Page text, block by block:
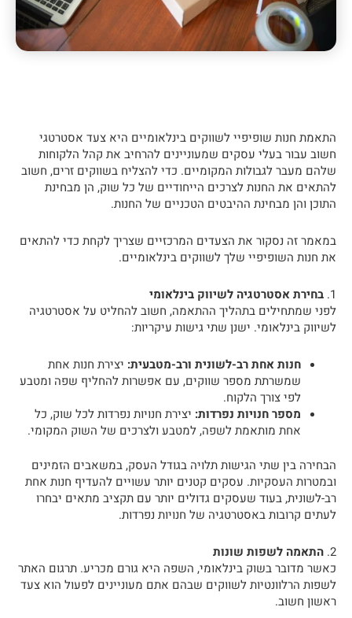
התאמת חנות שופיפיי לשווקים בינלאומיים היא צעד אסטרטגי
חשוב עבור בעלי עסקים שמעוניינים להרחיב את קהל הלקוחות
שלהם מעבר לגבולות המקומיים. כדי להצליח בשווקים זרים, חשוב
להתאים את החנות לצרכים הייחודיים של כל שוק, הן מבחינת
התוכן והן מבחינת ההיבטים הטכניים של החנות.
במאמר זה נסקור את הצעדים המרכזיים שצריך לקחת כדי להתאים
את חנות השופיפיי שלך לשווקים בינלאומיים.
1. בחירת אסטרטגיה לשיווק בינלאומי
לפני שמתחילים בתהליך ההתאמה, חשוב להחליט על אסטרטגיה
לשיווק בינלאומי. ישנן שתי גישות עיקריות:
חנות אחת רב-לשונית ורב-מטבעית: יצירת חנות אחת
שמשרתת מספר שווקים, עם אפשרות להחליף שפה ומטבע
לפי צורך הלקוח.
מספר חנויות נפרדות: יצירת חנויות נפרדות לכל שוק, כל
אחת מותאמת לשפה, למטבע ולצרכים של השוק המקומי.
הבחירה בין שתי הגישות תלויה בגודל העסק, במשאבים הזמינים
ובמטרות העסקיות. עסקים קטנים יותר עשויים להעדיף חנות אחת
רב-לשונית, בעוד שעסקים גדולים יותר עם תקציב מתאים יבחרו
לעתים קרובות באסטרטגיה של חנויות נפרדות.
2. התאמה לשפות שונות
כאשר מדובר בשוק בינלאומי, השפה היא גורם מכריע. תרגום האתר
לשפות הרלוונטיות לשווקים שבהם אתם מעוניינים לפעול הוא צעד
ראשון חשוב.